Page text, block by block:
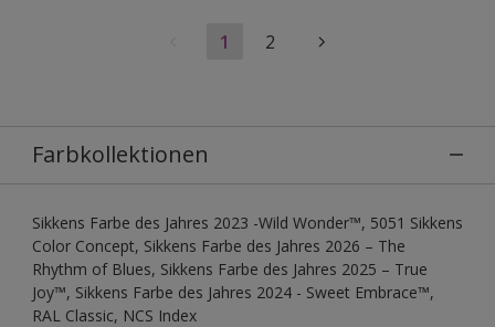
1 2
Farbkollektionen
Sikkens Farbe des Jahres 2023 -Wild Wonder™, 5051 Sikkens
Color Concept, Sikkens Farbe des Jahres 2026 – The
Rhythm of Blues, Sikkens Farbe des Jahres 2025 – True
Joy™, Sikkens Farbe des Jahres 2024 - Sweet Embrace™,
RAL Classic, NCS Index